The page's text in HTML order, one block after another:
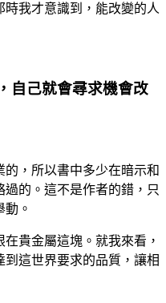
我才意識到，能改變的人
自己就會尋求機會改
，所以書中多少在暗示和
的。這不是作者的錯，只
。
貴金屬這塊。就我來看，
這世界要求的品質，讓相